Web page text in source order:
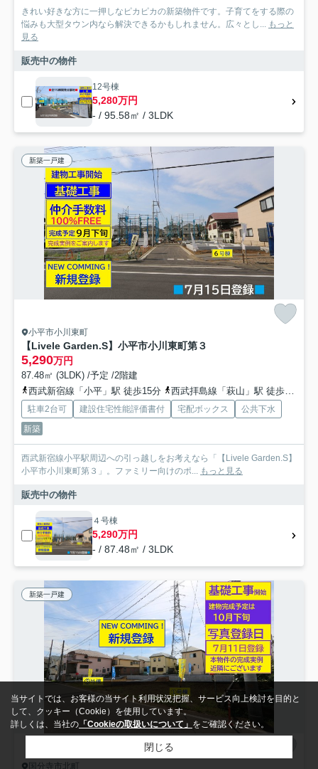
きれい好きな方に一押しなピカピカの新築物件です。子育てをする際の
悩みも大型タウン内なら解決できるかもしれません。広々とし... もっと
見る
販売中の物件
12号棟
5,280万円
- / 95.58㎡ / 3LDK
新築一戸建
小平市小川東町
【Livele Garden.S】小平市小川東町第３
5,290万円
87.48㎡ (3LDK) /予定 /2階建
西武新宿線「小平」駅 徒歩15分
西武拝島線「萩山」駅 徒歩8分
駐車2台可 建設住宅性能評価書付 宅配ボックス
公共下水
新築
西武新宿線小平駅周辺への引っ越しをお考えなら「【Livele Garden.S】
小平市小川東町第３」。ファミリー向けのポ... もっと見る
販売中の物件
４号棟
5,290万円
- / 87.48㎡ / 3LDK
新築一戸建
国分寺市北町
当サイトでは、お客様の当サイト利用状況把握、サービス向上検討を目的と
して、クッキー（Cookie）を使用しています。
詳しくは、当社の 「Cookieの取扱いについて」 をご確認ください。
閉じる